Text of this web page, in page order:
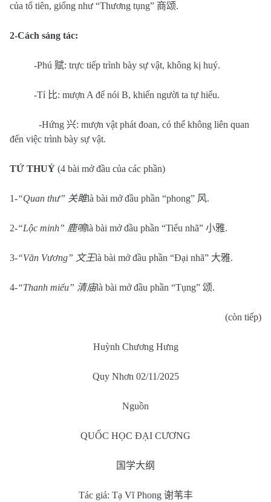
của tổ tiên, giống như “Thương tụng” 商颂.
2-Cách sáng tác:
-Phú 赋: trực tiếp trình bày sự vật, không kị huý.
-Tỉ 比: mượn A để nói B, khiến người ta tự hiểu.
-Hứng 兴: mượn vật phát đoan, có thể không liên quan
đến việc trình bày sự vật.
TỨ THUỶ (4 bài mở đầu của các phần)
1-“Quan thư” 关雎là bài mở đầu phần “phong” 风.
2-“Lộc minh” 鹿鳴là bài mở đầu phần “Tiểu nhã” 小雅.
3-“Văn Vương” 文王là bài mở đầu phần “Đại nhã” 大雅.
4-“Thanh miếu” 清庙là bài mở đầu phần “Tụng” 颂.
(còn tiếp)
Huỳnh Chương Hưng
Quy Nhơn 02/11/2025
Nguồn
QUỐC HỌC ĐẠI CƯƠNG
国学大纲
Tác giả: Tạ Vĩ Phong 谢苇丰